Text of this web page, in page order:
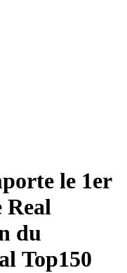
le 1er
Real
du
Top150